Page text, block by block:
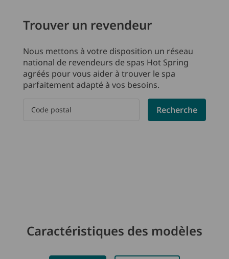
Trouver un revendeur
Nous mettons à votre disposition un réseau
national de revendeurs de spas Hot Spring
agréés pour vous aider à trouver le spa
parfaitement adapté à vos besoins.
Recherche
Caractéristiques des modèles